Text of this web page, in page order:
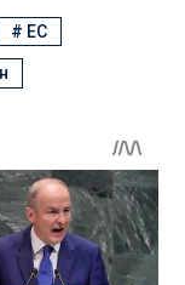
# ЕС